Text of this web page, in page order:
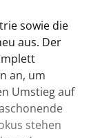
sowie die
aus. Der
an, um
Umstieg auf
stehen